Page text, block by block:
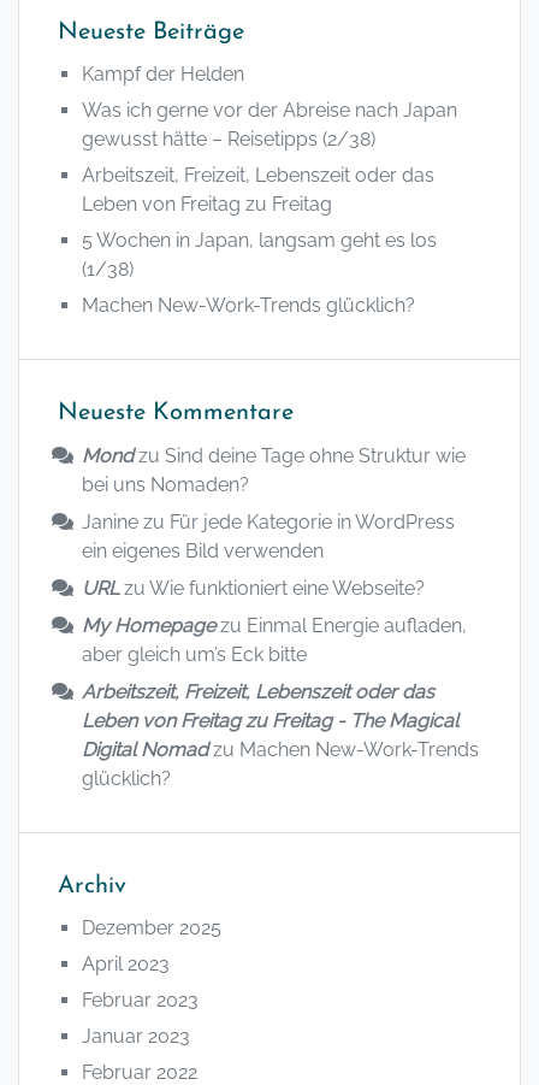
Neueste Beiträge
Kampf der Helden
Was ich gerne vor der Abreise nach Japan
gewusst hätte – Reisetipps (2/38)
Arbeitszeit, Freizeit, Lebenszeit oder das
Leben von Freitag zu Freitag
5 Wochen in Japan, langsam geht es los
(1/38)
Machen New-Work-Trends glücklich?
Neueste Kommentare
Mondzu Sind deine Tage ohne Struktur wie
bei uns Nomaden?
Janine zu Für jede Kategorie in WordPress
ein eigenes Bild verwenden
URLzu Wie funktioniert eine Webseite?
My Homepagezu Einmal Energie aufladen,
aber gleich um’s Eck bitte
Arbeitszeit, Freizeit, Lebenszeit oder das
Leben von Freitag zu Freitag - The Magical
Digital Nomadzu Machen New-Work-Trends
glücklich?
Archiv
Dezember 2025
April 2023
Februar 2023
Januar 2023
Februar 2022